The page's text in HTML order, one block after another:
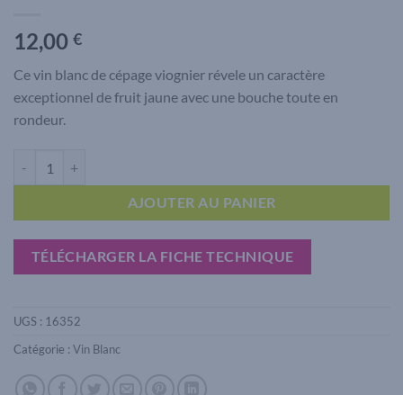
12,00 €
Ce vin blanc de cépage viognier révele un caractère
exceptionnel de fruit jaune avec une bouche toute en
rondeur.
AJOUTER AU PANIER
TÉLÉCHARGER LA FICHE TECHNIQUE
UGS : 16352
Catégorie : Vin Blanc